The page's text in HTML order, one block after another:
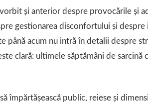
vorbit și anterior despre provocările și
gestionarea disconfortului și
până acum nu intră în detalii despre
clară: ultimele săptămâni de
împărtășească public, reiese și